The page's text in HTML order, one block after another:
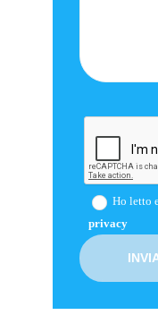
Ho letto
privacy